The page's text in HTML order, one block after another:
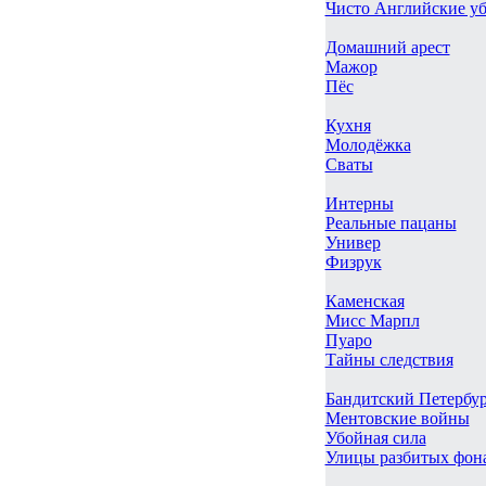
Чисто Английские
Домашний арест
Мажор
Пёс
Кухня
Молодёжка
Сваты
Интерны
Реальные пацаны
Универ
Физрук
Каменская
Мисс Марпл
Пуаро
Тайны следствия
Бандитский
Ментовские войны
Убойная сила
Улицы разбитых